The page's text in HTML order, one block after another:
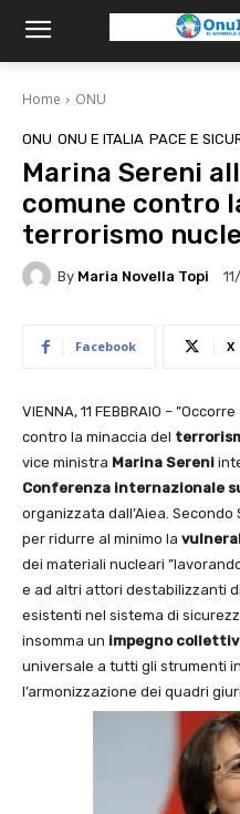
Home ONU
ONU ONU E ITALIA PACE E
Marina Sereni
comune contro
terrorismo
By Maria Novella Topi
Facebook X
VIENNA, 11 FEBBRAIO –
contro la minaccia del
vice ministra Marina Sereni
Conferenza internazionale
organizzata dall’Aiea.
per ridurre al minimo la
dei materiali nucleari
e ad altri attori destabilizzanti
esistenti nel sistema di
insomma un impegno
universale a tutti gli strumenti
l’armonizzazione dei quadri